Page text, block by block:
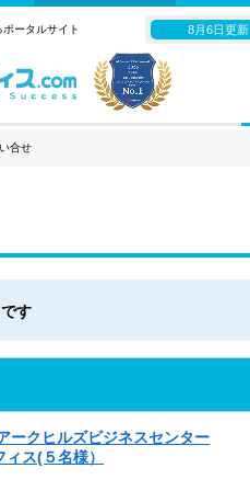
ータルサイト 8月6日更新
合せ
す
ークヒルズビジネスセンター
ス(５名様）